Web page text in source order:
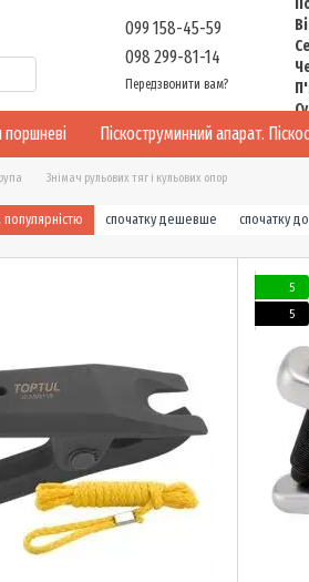
099 158-45-59
098 299-81-14
Передзвонити вам?
Піскоструминний апарат.
Знімач рульових тяг і кульових опор
популярністю спочатку дешевше спочатку
5
5